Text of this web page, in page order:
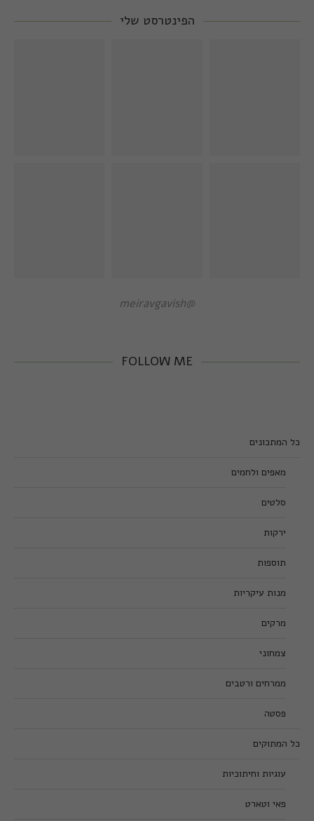
הפינטרסט שלי
@meiravgavish
FOLLOW ME
כל המתכונים
מאפים ולחמים
סלטים
ירקות
תוספות
מנות עיקריות
מרקים
צמחוני
ממרחים ורטבים
פסטה
כל המתוקים
עוגיות וחיתוכיות
פאי וטארט